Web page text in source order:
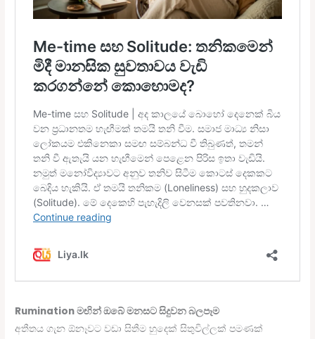
Rumination මඟින් ඔබේ මනසට සිදුවන බලපෑම
අතීතය ගැන ඕනෑවට වඩා සිතීම හුදෙක් සිතුවිල්ලක් පමණක්